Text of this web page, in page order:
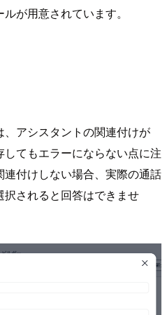
が用意されています。
、アシスタントの関連付けが
てもエラーにならない点に注
付けしない場合、実際の通話
択されると回答はできませ